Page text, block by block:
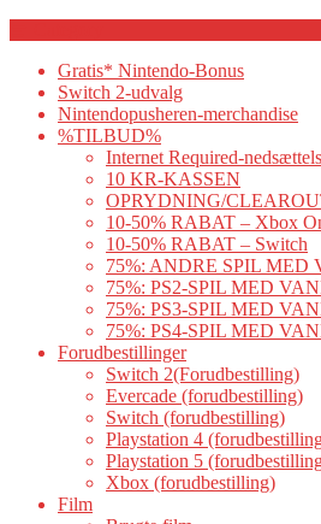
Gratis* Nintendo-Bonus
Switch 2-udvalg
Nintendopusheren-merchandise
%TILBUD%
Internet Required-
10 KR-KASSEN
OPRYDNING/
10-50% RABAT – Xbox
10-50% RABAT – Switch
75%: ANDRE SPIL MED
75%: PS2-SPIL MED
75%: PS3-SPIL MED
75%: PS4-SPIL MED
Forudbestillinger
Switch 2(Forudbestilling)
Evercade (forudbestilling)
Switch (forudbestilling)
Playstation 4
Playstation 5
Xbox (forudbestilling)
Film